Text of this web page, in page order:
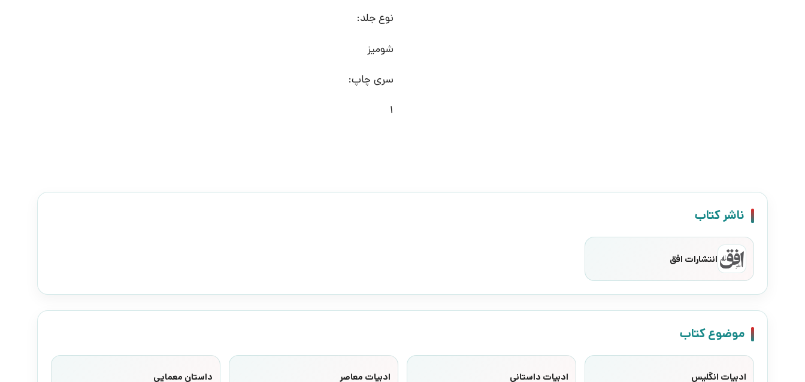
نوع جلد:
شومیز
سری چاپ:
1
ناشر کتاب
انتشارات افق
موضوع کتاب
ادبیات انگلیس ادبیات داستانی ادبیات معاصر داستان معمایی